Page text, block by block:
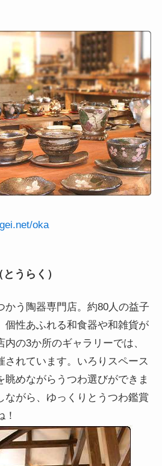
oka
うらく）
かう陶器専門店。約80人の益子
個性あふれる和食器や和雑貨が
の3か所のギャラリーでは、
されています。いろりスペース
眺めながらうつわ選びができま
ながら、ゆっくりとうつわ鑑賞